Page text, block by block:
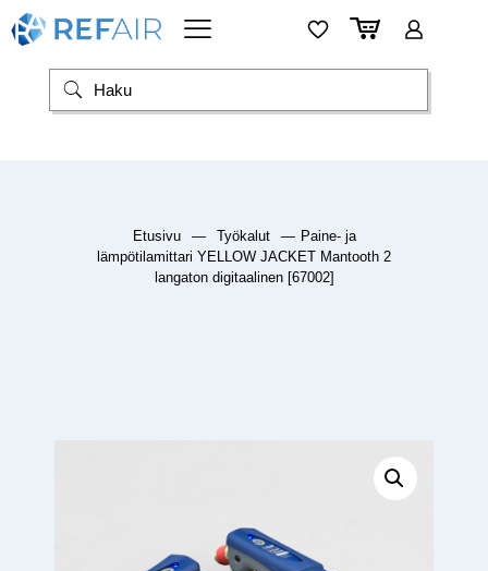
Etusivu — Työkalut — Paine- ja
lämpötilamittari YELLOW JACKET Mantooth 2
langaton digitaalinen [67002]